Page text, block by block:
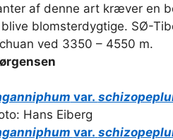
af denne art kræver en
blomsterdygtige. SØ-
ved 3350 – 4550 m.
var.
Hans Eiberg
var.